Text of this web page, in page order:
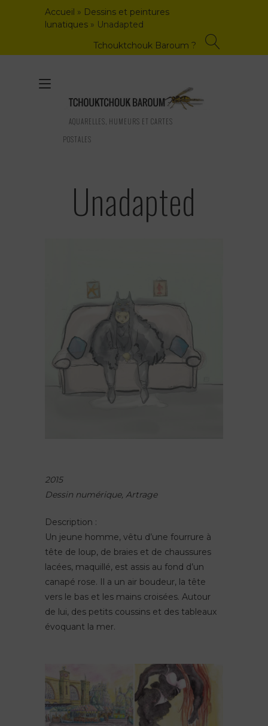
Accueil » Dessins et peintures
lunatiques » Unadapted
Tchouktchouk Baroum ?
AQUARELLES, HUMEURS ET CARTES
POSTALES
Toggle
navigation
Unadapted
2015
Dessin numérique, Artrage
Description :
Un jeune homme, vêtu d’une fourrure à
tête de loup, de braies et de chaussures
lacées, maquillé, est assis au fond d’un
canapé rose. Il a un air boudeur, la tête
vers le bas et les mains croisées. Autour
de lui, des petits coussins et des tableaux
évoquant la mer.